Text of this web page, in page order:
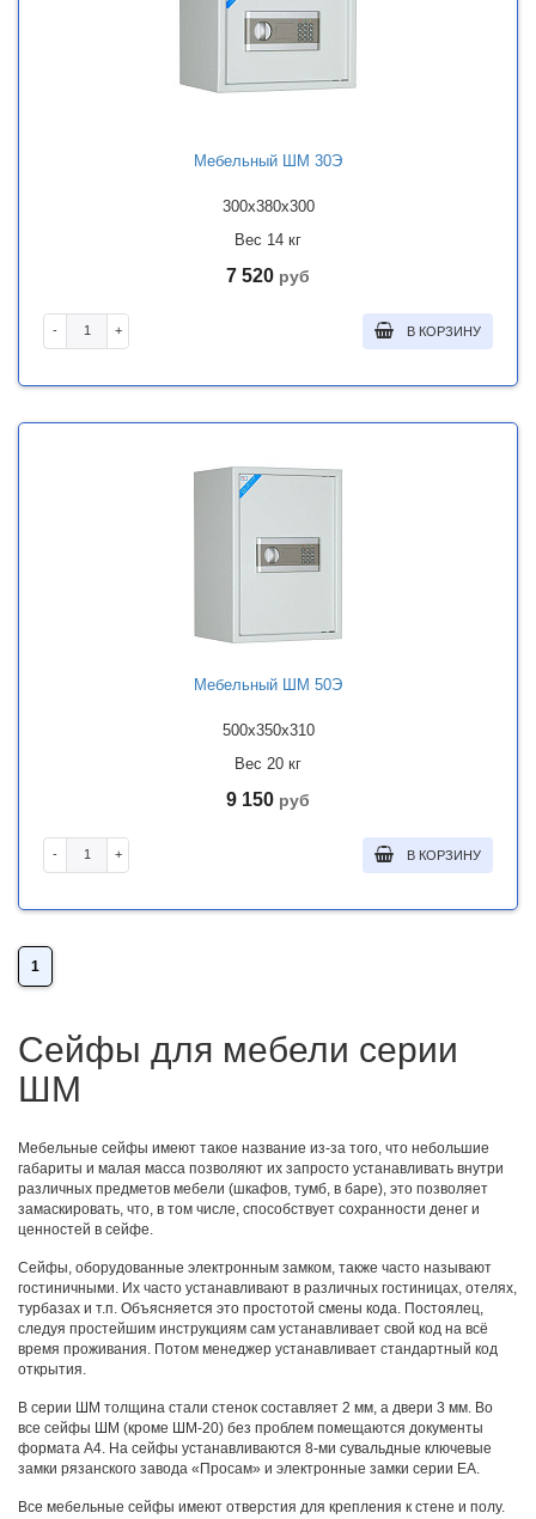
Мебельный ШМ 30Э
300x380x300
Вес 14 кг
7 520 руб
- + В КОРЗИНУ
Мебельный ШМ 50Э
500x350x310
Вес 20 кг
9 150 руб
- + В КОРЗИНУ
1
Сейфы для мебели серии
ШМ
Мебельные сейфы имеют такое название из-за того, что небольшие
габариты и малая масса позволяют их запросто устанавливать внутри
различных предметов мебели (шкафов, тумб, в баре), это позволяет
замаскировать, что, в том числе, способствует сохранности денег и
ценностей в сейфе.
Сейфы, оборудованные электронным замком, также часто называют
гостиничными. Их часто устанавливают в различных гостиницах, отелях,
турбазах и т.п. Объясняется это простотой смены кода. Постоялец,
следуя простейшим инструкциям сам устанавливает свой код на всё
время проживания. Потом менеджер устанавливает стандартный код
открытия.
В серии ШМ толщина стали стенок составляет 2 мм, а двери 3 мм. Во
все сейфы ШМ (кроме ШМ-20) без проблем помещаются документы
формата А4. На сейфы устанавливаются 8-ми сувальдные ключевые
замки рязанского завода «Просам» и электронные замки серии ЕА.
Все мебельные сейфы имеют отверстия для крепления к стене и полу.